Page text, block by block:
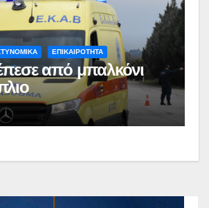
ΕΠΙΚΑΙΡΟΤΗΤΑ
από μπαλκόνι